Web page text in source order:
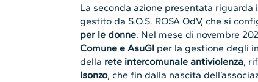
La seconda azione presentata riguarda
gestito da S.O.S. ROSA OdV, che si
per le donne. Nel mese di novembre
Comune e AsuGI per la gestione degli
della rete intercomunale antiviolenza,
Isonzo, che fin dalla nascita